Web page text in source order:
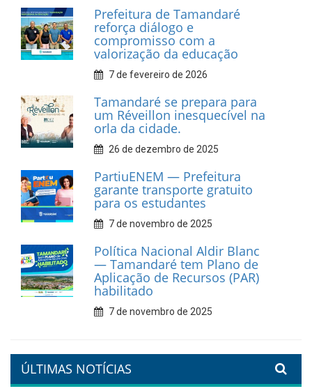
Prefeitura de Tamandaré
realiza entrega de placas à
Associação dos Taxistas Rota
Car Service
10 de fevereiro de 2026
Dia do Frevo: patrimônio
cultural em movimento
9 de fevereiro de 2026
Prefeitura de Tamandaré
fortalece apoio aos
catadores de materiais
recicláveis
9 de fevereiro de 2026
Prefeitura de Tamandaré
reforça diálogo e
compromisso com a
valorização da educação
7 de fevereiro de 2026
orla da cidade.